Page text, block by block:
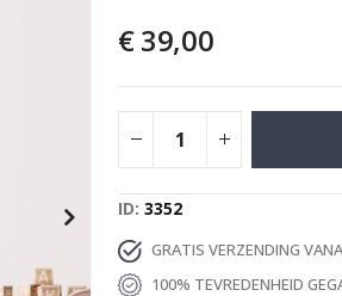
25,00 €
€ 39,00
ID 3352
GRATIS VERZENDING
100% TEVREDENHEID